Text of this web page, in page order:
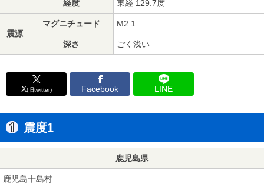
経度 東経 129.7度
震源
マグニチュード M2.1
深さ ごく浅い
X(旧twitter) Facebook LINE
震度1
鹿児島県
鹿児島十島村